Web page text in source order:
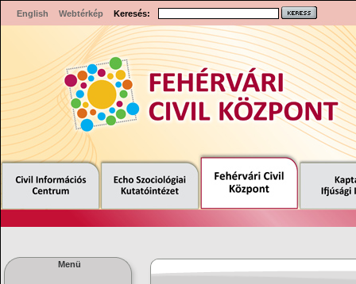
English Webtérkép Keresés:
Menü